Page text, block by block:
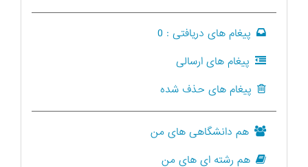
پیغام های دریافتی : 0
پیغام های ارسالی
پیغام های حذف شده
هم دانشگاهی های من
هم رشته ای های من